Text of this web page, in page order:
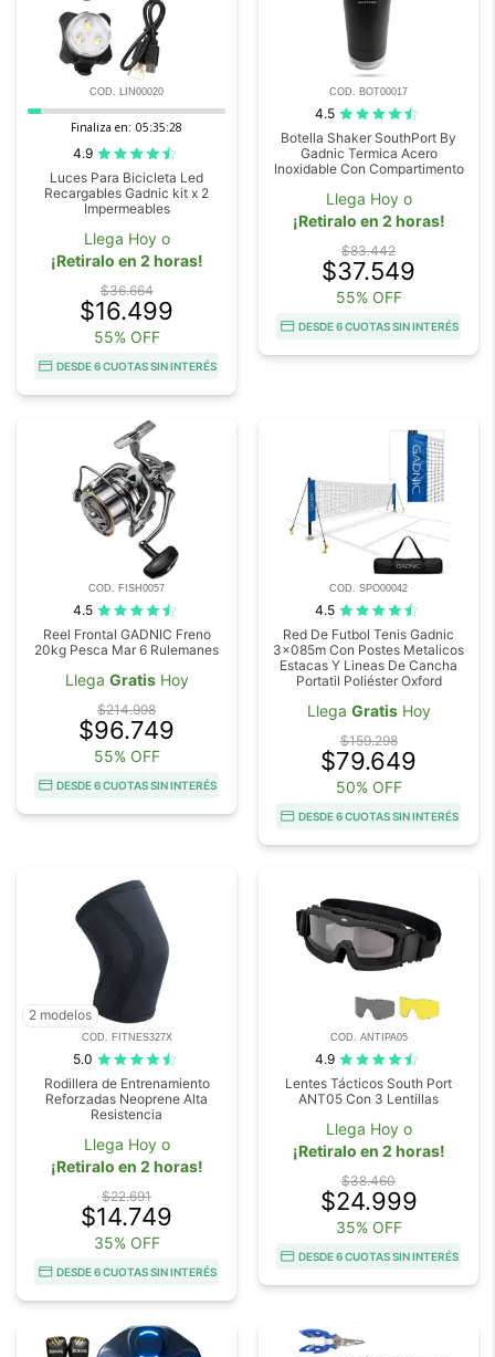
COD. LIN00020
Finaliza en: 05:35:27
4.9
Luces Para Bicicleta Led
Recargables Gadnic kit x 2
Impermeables
Llega Hoy o
¡Retiralo en 2 horas!
$36.664
$16.499
55% OFF
DESDE 6 CUOTAS SIN INTERÉS
COD. BOT00017
4.5
Botella Shaker SouthPort By
Gadnic Termica Acero
Inoxidable Con Compartimento
Llega Hoy o
¡Retiralo en 2 horas!
$83.442
$37.549
55% OFF
DESDE 6 CUOTAS SIN INTERÉS
COD. FISH0057
4.5
Reel Frontal GADNIC Freno
20kg Pesca Mar 6 Rulemanes
Llega GratisHoy
$214.998
$96.749
55% OFF
DESDE 6 CUOTAS SIN INTERÉS
COD. SPO00042
4.5
Red De Futbol Tenis Gadnic
3x085m Con Postes Metalicos
Estacas Y Lineas De Cancha
Portatil Poliéster Oxford
Llega GratisHoy
$159.298
$79.649
50% OFF
DESDE 6 CUOTAS SIN INTERÉS
2 modelos
COD. FITNES327X
5.0
Rodillera de Entrenamiento
Reforzadas Neoprene Alta
Resistencia
Llega Hoy o
¡Retiralo en 2 horas!
$22.691
$14.749
35% OFF
DESDE 6 CUOTAS SIN INTERÉS
COD. ANTIPA05
4.9
Lentes Tácticos South Port
ANT05 Con 3 Lentillas
Llega Hoy o
¡Retiralo en 2 horas!
$38.460
$24.999
35% OFF
DESDE 6 CUOTAS SIN INTERÉS